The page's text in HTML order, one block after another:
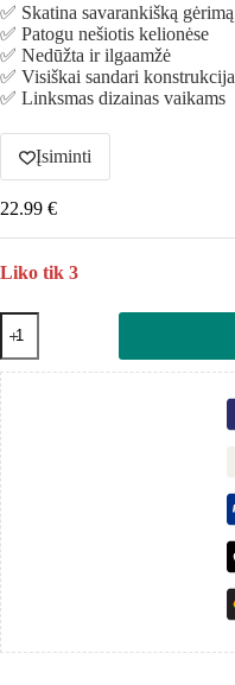
✅ Skatina savarankišką gėrimą
✅ Patogu nešiotis kelionėse
✅ Nedūžta ir ilgaamžė
✅ Visiškai sandari konstrukcija
✅ Linksmas dizainas vaikams
Įsiminti
22.99 €
Liko tik 3